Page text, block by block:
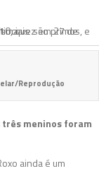
Reprodução
três meninos foram
ainda é um